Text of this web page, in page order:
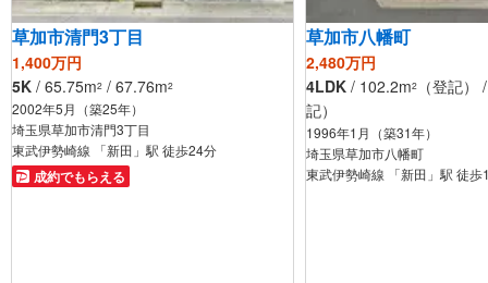
草加市清門3丁目
1,400万円
5K / 65.75m2 / 67.76m2
2002年5月（築25年）
埼玉県草加市清門3丁目
東武伊勢崎線 「新田」駅 徒歩24分
成約でもらえる
草加市八幡町
2,480万円
4LDK / 102.2m2
（登記
記）
1996年1月（築31年）
埼玉県草加市八幡町
東武伊勢崎線 「新田」駅 徒歩